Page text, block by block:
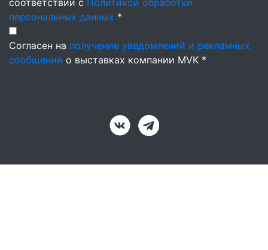
соответствии с Политикой обработки
персональных данных *
Согласен на получение уведомлений и рекламных
сообщений о выставках компании MVK *